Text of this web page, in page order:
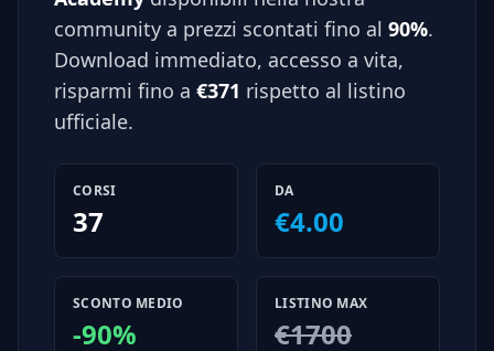
community a prezzi scontati fino al 90%.
Download immediato, accesso a vita,
risparmi fino a €371 rispetto al listino
ufficiale.
CORSI
37
DA
€4.00
SCONTO MEDIO
-90%
LISTINO MAX
€1700